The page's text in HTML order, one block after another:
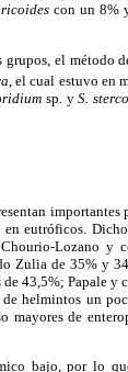
con un 8%
el método
, el cual estuvo en
sp yS.
eutróficos.
Lozano y
Zulia de 35% y
43,5%; Papale y
helmintos un
mayores de
bajo, por lo